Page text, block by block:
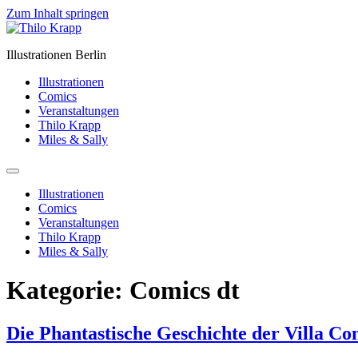
Zum Inhalt springen
Illustrationen Berlin
Illustrationen
Comics
Veranstaltungen
Thilo Krapp
Miles & Sally
Illustrationen
Comics
Veranstaltungen
Thilo Krapp
Miles & Sally
Kategorie: Comics dt
Die Phantastische Geschichte der Villa